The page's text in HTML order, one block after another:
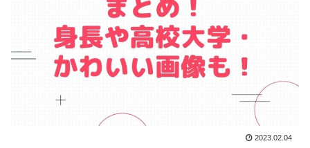
2023.02.04